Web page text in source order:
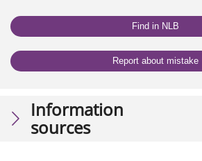
Find in NLB
Report about mistake
Information
sources